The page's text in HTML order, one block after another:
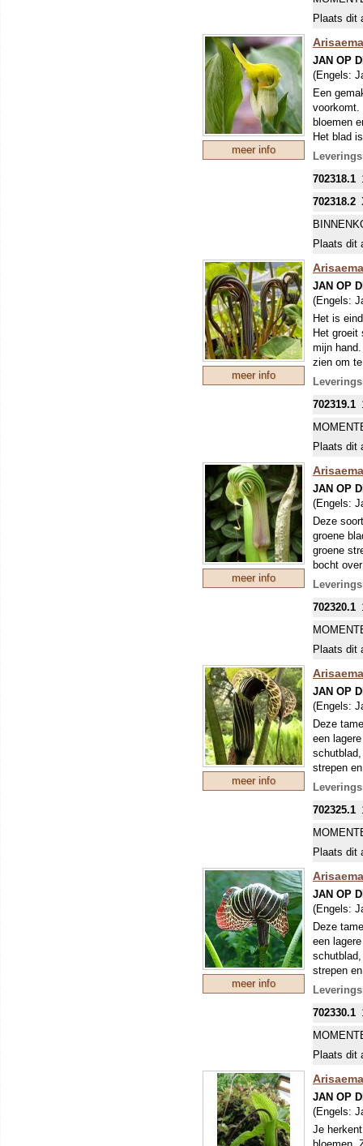
Plaats dit
meer info
JAN OP
(Engels:
Een
voorkomt.
bloemen
Het blad
jonge
702318.1
702318.2
Plaats dit
meer info
JAN OP
(Engels:
Het is
Het groeit
mijn
zien om
Alleen al
Helaas
bladeren.
waard!
Alle
Arisaema
Wat extra
De plant
en voor
worden
Als u
702319.1
Plaats dit
meer info
JAN OP
(Engels:
Deze
groene
groene
bocht
702320.1
Plaats dit
meer info
JAN OP
(Engels:
Deze
een
strepen
702325.1
Plaats dit
meer info
JAN OP
(Engels:
Deze
een
strepen
tot
in de
702330.1
Plaats dit
JAN OP
(Engels:
Je
bloemen.